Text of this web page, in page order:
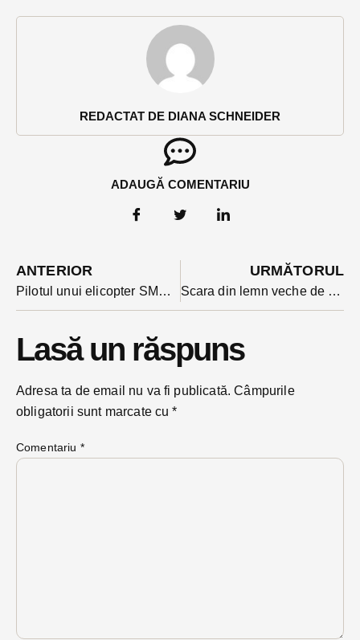
REDACTAT DE DIANA SCHNEIDER
ADAUGĂ COMENTARIU
ANTERIOR
Pilotul unui elicopter SMURD a sunat la 112 după ce a fost afectat la aterizare pe heliportul spitalului de fascicule laser
URMĂTORUL
Scara din lemn veche de peste 2.000 de ani, unicat în România, poate fi văzută la Băile Figa în acest weekend
Lasă un răspuns
Adresa ta de email nu va fi publicată. Câmpurile
obligatorii sunt marcate cu*
Comentariu *